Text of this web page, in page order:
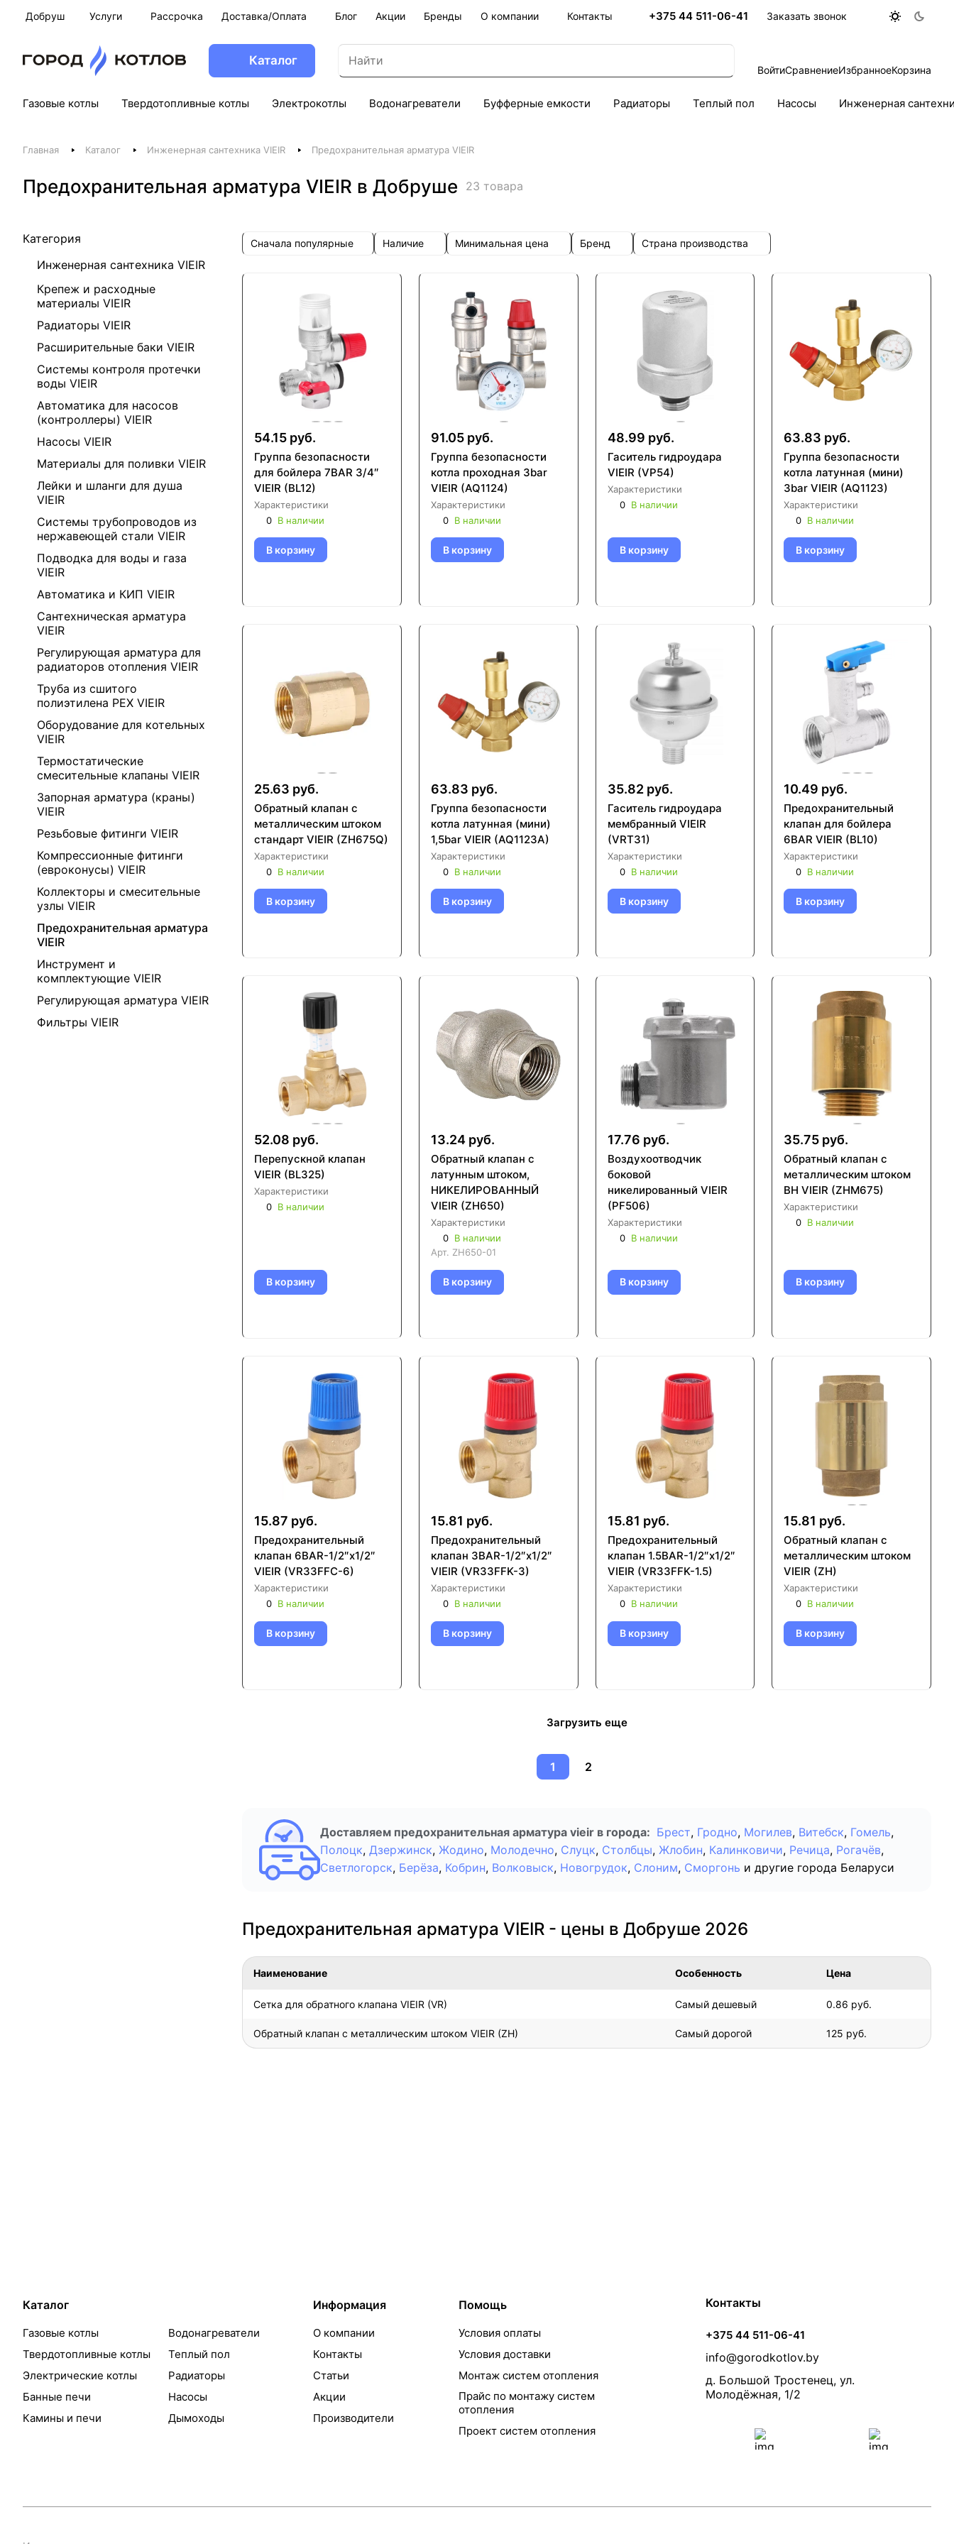
Добруш Услуги Рассрочка Доставка/Оплата Блог Акции Бренды О компании Контакты +375 44 511-06-41 Заказать звонок
Каталог
ВойтиСравнениеИзбранноеКорзина
Газовые котлы Твердотопливные котлы Электрокотлы Водонагреватели Буфферные емкости Радиаторы Теплый пол Насосы Инженерная
Главная Каталог Инженерная сантехника VIEIR Предохранительная арматура VIEIR
Предохранительная арматура VIEIR в Добруше 23 товара
Категория
Инженерная сантехника VIEIR
Крепеж и расходные
материалы VIEIR
Радиаторы VIEIR
Расширительные баки VIEIR
Системы контроля протечки
воды VIEIR
Автоматика для насосов
(контроллеры) VIEIR
Насосы VIEIR
Материалы для поливки VIEIR
Лейки и шланги для душа
VIEIR
Системы трубопроводов из
нержавеющей стали VIEIR
Подводка для воды и газа
VIEIR
Автоматика и КИП VIEIR
Сантехническая арматура
VIEIR
Регулирующая арматура для
радиаторов отопления VIEIR
Труба из сшитого
полиэтилена PEX VIEIR
Оборудование для котельных
VIEIR
Термостатические
смесительные клапаны VIEIR
Запорная арматура (краны)
VIEIR
Резьбовые фитинги VIEIR
Компрессионные фитинги
(евроконусы) VIEIR
Коллекторы и смесительные
узлы VIEIR
Предохранительная арматура
VIEIR
Инструмент и
комплектующие VIEIR
Регулирующая арматура VIEIR
Фильтры VIEIR
Сначала популярные Наличие Минимальная цена Бренд Страна производства
54.15 руб.
Группа безопасности
для бойлера 7BAR 3/4″
VIEIR (BL12)
Характеристики
0 В наличии
В корзину
91.05 руб.
Группа безопасности
котла проходная 3bar
VIEIR (AQ1124)
Характеристики
0 В наличии
В корзину
48.99 руб.
Гаситель гидроудара
VIEIR (VP54)
Характеристики
0 В наличии
В корзину
63.83 руб.
Группа безопасности
котла латунная (мини)
3bar VIEIR (AQ1123)
Характеристики
0 В наличии
В корзину
25.63 руб.
Обратный клапан с
металлическим штоком
стандарт VIEIR (ZH675Q)
Характеристики
0 В наличии
В корзину
63.83 руб.
Группа безопасности
котла латунная (мини)
1,5bar VIEIR (AQ1123A)
Характеристики
0 В наличии
В корзину
35.82 руб.
Гаситель гидроудара
мембранный VIEIR
(VRT31)
Характеристики
0 В наличии
В корзину
10.49 руб.
Предохранительный
клапан для бойлера
6BAR VIEIR (BL10)
Характеристики
0 В наличии
В корзину
52.08 руб.
Перепускной клапан
VIEIR (BL325)
Характеристики
0 В наличии
В корзину
13.24 руб.
Обратный клапан с
латунным штоком,
НИКЕЛИРОВАННЫЙ
VIEIR (ZH650)
Характеристики
0 В наличии
Арт. ZH650-01
В корзину
17.76 руб.
Воздухоотводчик
боковой
никелированный VIEIR
(PF506)
Характеристики
0 В наличии
В корзину
35.75 руб.
Обратный клапан с
металлическим штоком
ВН VIEIR (ZHM675)
Характеристики
0 В наличии
В корзину
15.87 руб.
Предохранительный
клапан 6BAR-1/2″x1/2″
VIEIR (VR33FFC-6)
Характеристики
0 В наличии
В корзину
15.81 руб.
Предохранительный
клапан 3BAR-1/2″x1/2″
VIEIR (VR33FFK-3)
Характеристики
0 В наличии
В корзину
15.81 руб.
Предохранительный
клапан 1.5BAR-1/2″x1/2″
VIEIR (VR33FFK-1.5)
Характеристики
0 В наличии
В корзину
15.81 руб.
Обратный клапан с
металлическим штоком
VIEIR (ZH)
Характеристики
0 В наличии
В корзину
Загрузить еще
1 2
Доставляем предохранительная арматура vieir в города: Брест, Гродно, Могилев, Витебск, Гомель,
Полоцк, Дзержинск, Жодино, Молодечно, Слуцк, Столбцы, Жлобин, Калинковичи, Речица, Рогачёв,
Светлогорск, Берёза, Кобрин, Волковыск, Новогрудок, Слоним, Сморгонь и другие города Беларуси
Предохранительная арматура VIEIR - цены в Добруше 2026
Наименование Особенность Цена
Сетка для обратного клапана VIEIR (VR) Самый дешевый 0.86 руб.
Обратный клапан с металлическим штоком VIEIR (ZH) Самый дорогой 125 руб.
Каталог
Газовые котлы
Твердотопливные котлы
Электрические котлы
Банные печи
Камины и печи
Водонагреватели
Теплый пол
Радиаторы
Насосы
Дымоходы
Информация
О компании
Контакты
Статьи
Акции
Производители
Помощь
Условия оплаты
Условия доставки
Монтаж систем отопления
Прайс по монтажу систем
отопления
Проект систем отопления
Контакты
+375 44 511-06-41
info@gorodkotlov.by
д. Большой Тростенец, ул.
Молодёжная, 1/2